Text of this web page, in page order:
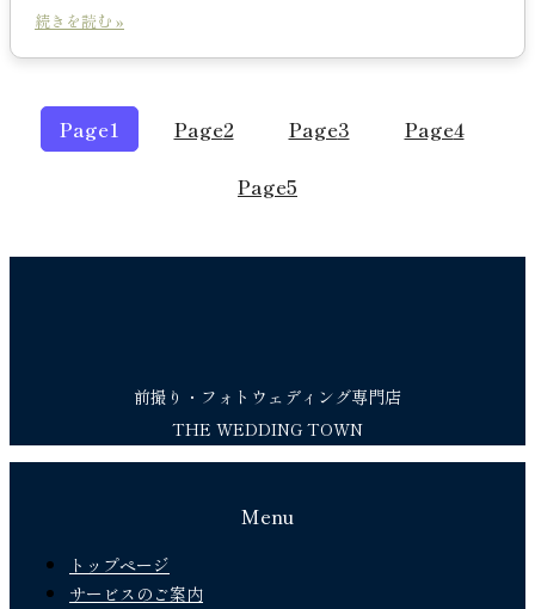
続きを読む »
Page1 Page2 Page3 Page4
Page5
前撮り・フォトウェディング専門店
THE WEDDING TOWN
Menu
トップページ
サービスのご案内